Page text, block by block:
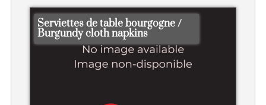
Serviettes de table bourgogne /
Burgundy cloth napkins